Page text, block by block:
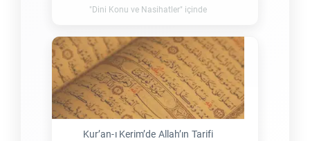
"Dini Konu ve Nasihatler" içinde
Kur’an-ı Kerim’de Allah’ın Tarifi